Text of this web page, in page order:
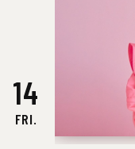
14
FRI.